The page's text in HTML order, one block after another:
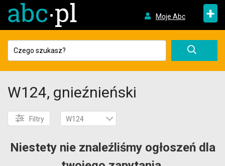
Moje Abc +
W124, gnieźnieński
Filtry W124
Niestety nie znaleźliśmy ogłoszeń dla